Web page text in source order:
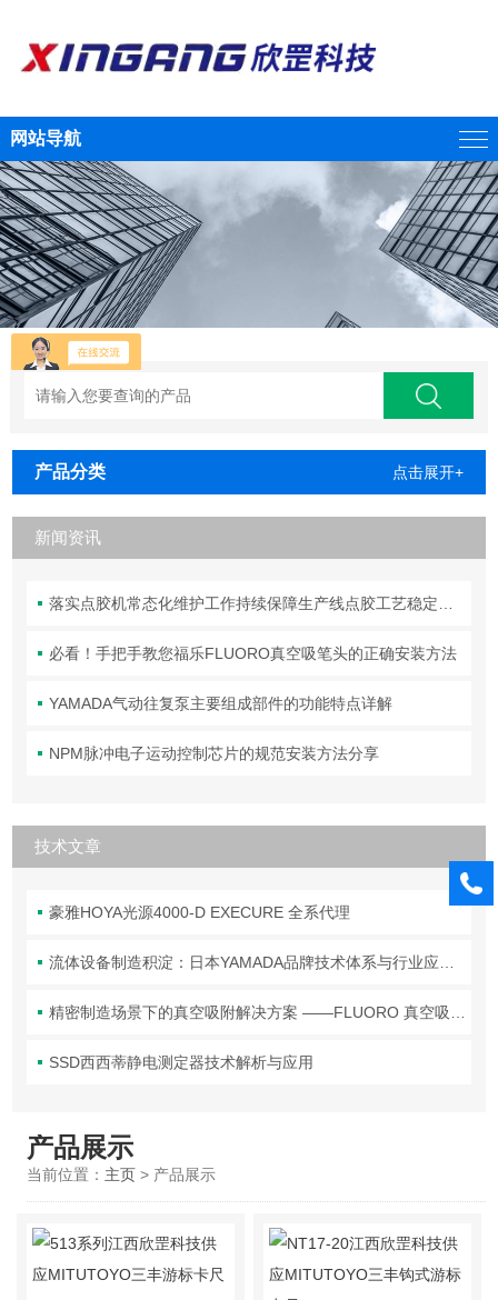
网站导航
产品分类 点击展开+
新闻资讯
落实点胶机常态化维护工作持续保障生产线点胶工艺稳定合规
必看！手把手教您福乐FLUORO真空吸笔头的正确安装方法
YAMADA气动往复泵主要组成部件的功能特点详解
NPM脉冲电子运动控制芯片的规范安装方法分享
技术文章
豪雅HOYA光源4000-D EXECURE 全系代理
流体设备制造积淀：日本YAMADA品牌技术体系与行业应用解析
精密制造场景下的真空吸附解决方案 ——FLUORO 真空吸笔头技术解析
SSD西西蒂静电测定器技术解析与应用
产品展示
当前位置： 主页> 产品展示